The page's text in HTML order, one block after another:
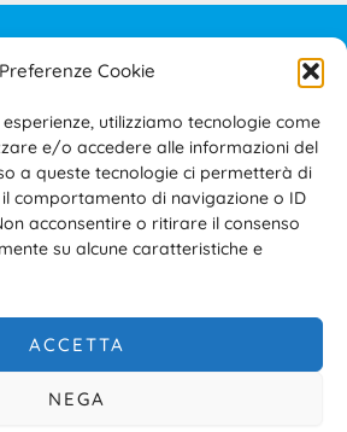
Preferenze Cookie
utilizziamo tecnologie come
e/o accedere alle informazioni del
a queste tecnologie ci permetterà di
comportamento di navigazione o ID
acconsentire o ritirare il consenso
su alcune caratteristiche e
ACCETTA
NEGA
IL PROGETTO
PRIVACY POLICY
COOKIE POLICY
D’USO DEL SITO E DELL’AREA
ACCESSIBILITÀ